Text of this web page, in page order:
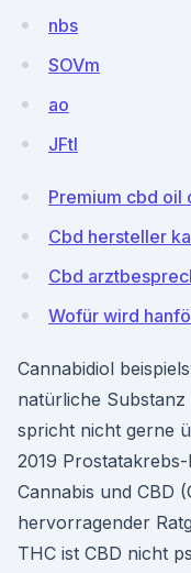
nbs
SOVm
ao
JFtI
Premium cbd oil
Cbd hersteller
Cbd
Wofür wird
Cannabidiol
natürliche
spricht nicht gerne
2019
Cannabis und CBD
hervorragender
THC ist CBD nicht